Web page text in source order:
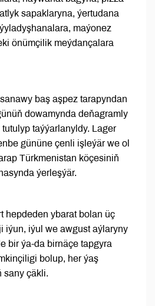
sapaklaryna, ýertudana
maýonez
önümçilik meýdançalara
baş aşpez tarapyndan
dowamynda deňagramly
taýýarlanyldy. Lager
gününe çenli işleýär we ol
Türkmenistan köçesiniň
ýerleşýär.
hepdeden ybarat bolan üç
iýun, iýul we awgust aýlaryny
bir ýa-da birnäçe tapgyra
bolup, her ýaş
sany çäkli.